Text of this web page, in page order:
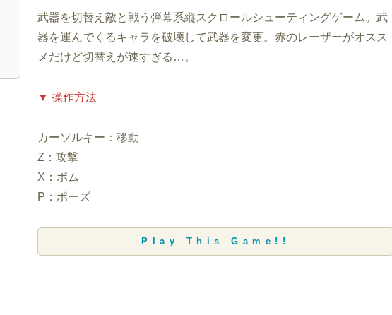
武器を切替え敵と戦う弾幕系縦スクロールシューティングゲーム。武
器を運んでくるキャラを破壊して武器を変更。赤のレーザーがオスス
メだけど切替えが速すぎる…。
▼ 操作方法
カーソルキー：移動
Z：攻撃
X：ボム
P：ポーズ
Play This Game!!